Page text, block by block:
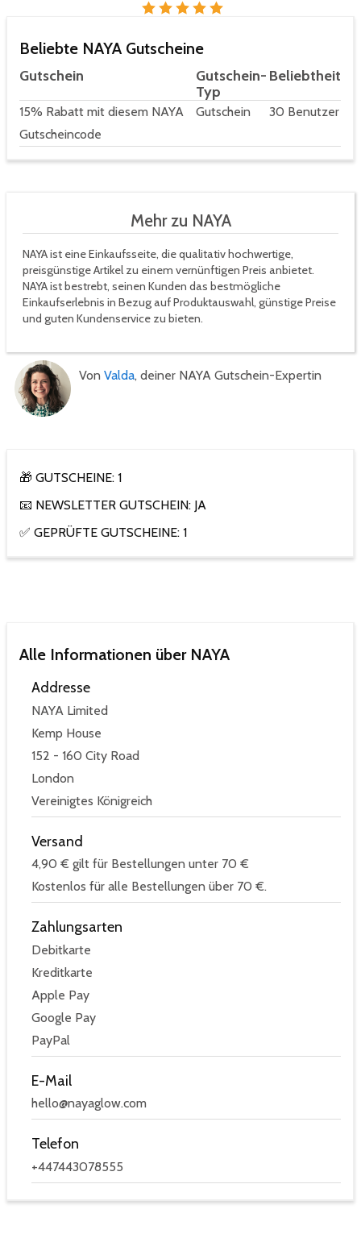
Beliebte NAYA Gutscheine
Gutschein
Gutschein-
Typ
Beliebtheit
15% Rabatt mit diesem NAYA
Gutscheincode
Gutschein 30 Benutzer
Mehr zu NAYA
NAYA ist eine Einkaufsseite, die qualitativ hochwertige,
preisgünstige Artikel zu einem vernünftigen Preis anbietet.
NAYA ist bestrebt, seinen Kunden das bestmögliche
Einkaufserlebnis in Bezug auf Produktauswahl, günstige Preise
und guten Kundenservice zu bieten.
Von Valda, deiner NAYA Gutschein-Expertin
🎁 GUTSCHEINE: 1
📧 NEWSLETTER GUTSCHEIN: JA
✅ GEPRÜFTE GUTSCHEINE: 1
Alle Informationen über NAYA
Addresse
NAYA Limited
Kemp House
152 - 160 City Road
London
Vereinigtes Königreich
Versand
4,90 € gilt für Bestellungen unter 70 €
Kostenlos für alle Bestellungen über 70 €.
Zahlungsarten
Debitkarte
Kreditkarte
Apple Pay
Google Pay
PayPal
E-Mail
hello@nayaglow.com
Telefon
+447443078555